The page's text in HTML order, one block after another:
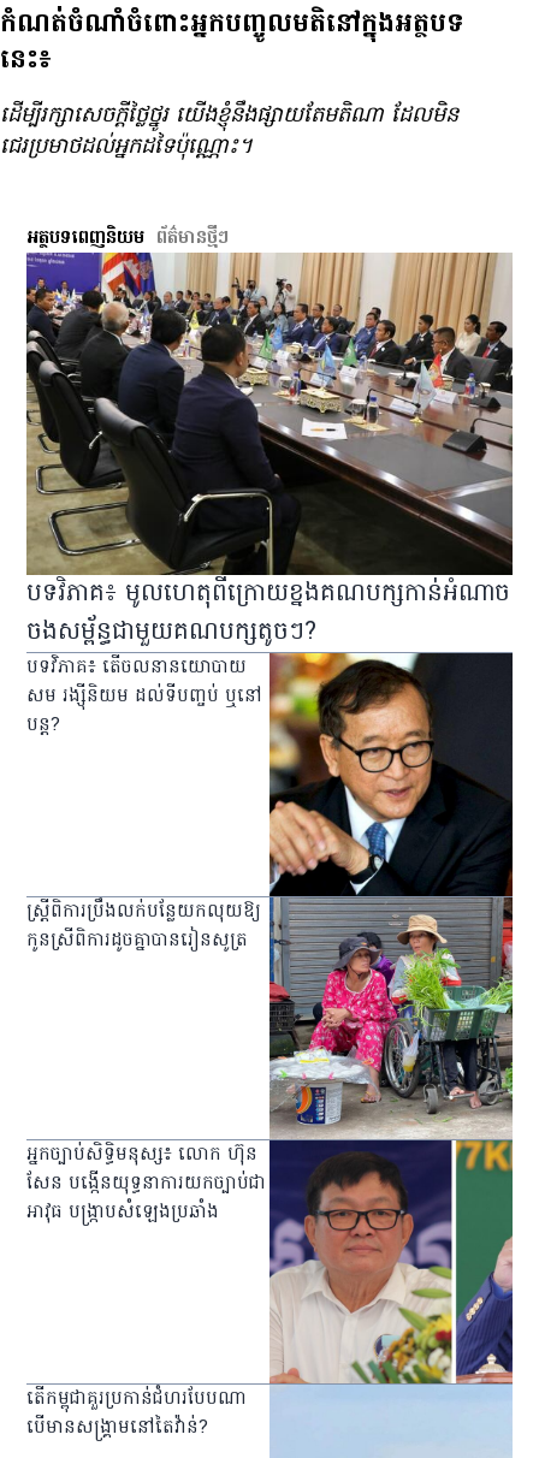
កំណត់ចំណាំចំពោះអ្នកបញ្ចូលមតិនៅក្នុងអត្ថបទ
នេះ៖
ដើម្បី​រក្សា​សេចក្ដី​ថ្លៃថ្នូរ យើង​ខ្ញុំ​នឹង​ផ្សាយ​តែ​មតិ​ណា ដែល​មិន​
ជេរ​ប្រមាថ​ដល់​អ្នក​ដទៃ​ប៉ុណ្ណោះ។
អត្ថបទពេញនិយម ព័ត៌មាន​ថ្មីៗ
បទវិភាគ៖ មូលហេតុ​ពី​ក្រោយ​ខ្នង​គណបក្ស​កាន់​អំណាច​
ចងសម្ព័ន្ធ​ជាមួយ​គណបក្ស​តូចៗ?
បទវិភាគ៖ តើចលនានយោបាយ
សម រង្ស៊ីនិយម ដល់​ទីបញ្ចប់ ឬ​នៅ
បន្ត?
ស្ត្រី​ពិការ​ប្រឹង​លក់​បន្លែ​យក​លុយ​ឱ្យ​
កូន​ស្រី​ពិការ​ដូច​គ្នា​បាន​រៀន​សូត្រ
អ្នក​ច្បាប់​សិទ្ធិមនុស្ស៖ លោក ហ៊ុន
សែន បង្កើន​យុទ្ធនាការ​យក​ច្បាប់​ជា​
អាវុធ បង្ក្រាប​សំឡេង​ប្រឆាំង
តើ​កម្ពុជា​គួរ​ប្រកាន់​ជំហរ​បែប​ណា
បើ​មាន​សង្គ្រាម​នៅ​តៃវ៉ាន់?